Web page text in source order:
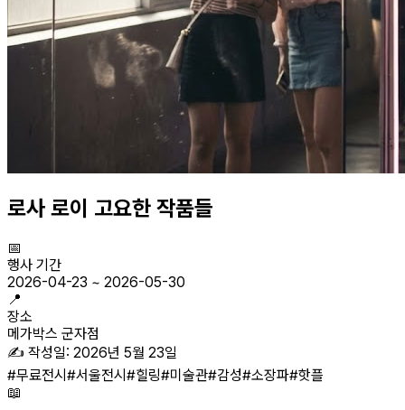
로사 로이 고요한 작품들
📅
행사 기간
2026-04-23 ~ 2026-05-30
📍
장소
메가박스 군자점
✍️ 작성일: 2026년 5월 23일
#무료전시 #서울전시 #힐링#미술관#감성#소장파#핫플
📖